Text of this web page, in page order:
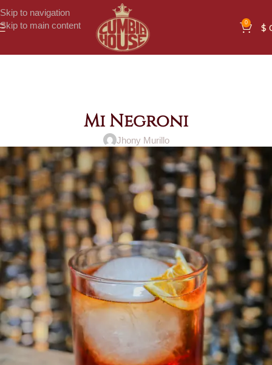
Skip to navigation
Skip to main content
0 $
Mi Negroni
Jhony Murillo